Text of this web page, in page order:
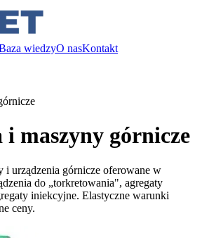
wiedzyO nasKontakt
i maszyny górnicze
i urządzenia górnicze oferowane w
do „torkretowania", agregaty
iniekcyjne. Elastyczne warunki
ceny.